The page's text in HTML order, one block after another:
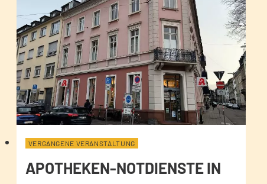
VERGANGENE VERANSTALTUNG
APOTHEKEN-NOTDIENSTE IN